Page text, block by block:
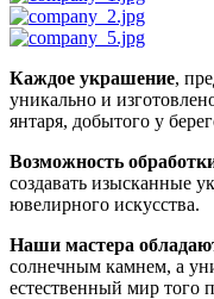
Каждое украшение,
уникально и
янтаря, добытого у
Возможность
создавать изысканные
ювелирного искусства.
Наши мастера
солнечным камнем, а
естественный мир того